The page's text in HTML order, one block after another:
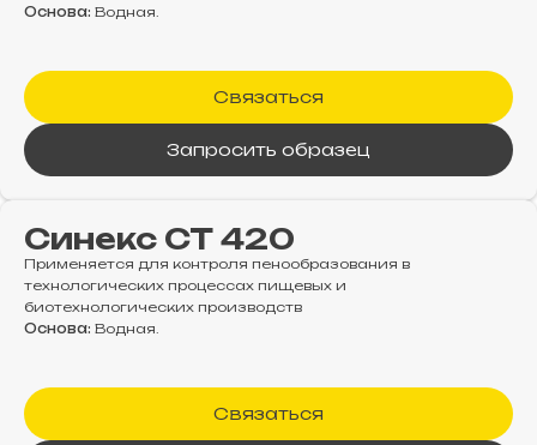
Основа: Водная.
Запросить образец
Связаться
Синекс СТ 420
Применяется для контроля пенообразования в
технологических процессах пищевых и
биотехнологических производств
Основа: Водная.
Связаться